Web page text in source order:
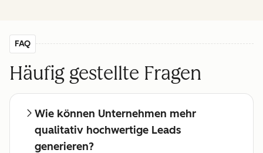
FAQ
Häufig gestellte Fragen
Wie können Unternehmen mehr
qualitativ hochwertige Leads
generieren?